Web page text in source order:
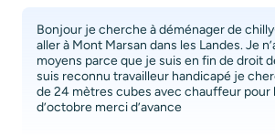
Bonjour je cherche à déménager de
aller à Mont Marsan dans les Landes. Je
moyens parce que je suis en fin de droit
suis reconnu travailleur handicapé je
de 24 mètres cubes avec chauffeur pour
d’octobre merci d’avance